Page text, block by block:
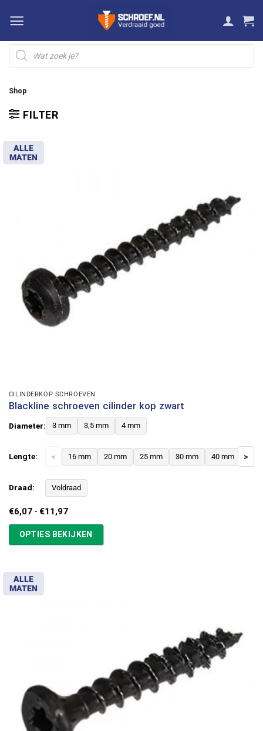
naar
inhoud
Producten
zoeken
Shop
FILTER
ALLE
MATEN
CILINDERKOP SCHROEVEN
Blackline schroeven cilinder kop zwart
Diameter: 3 mm 3,5 mm 4 mm
Lengte: < 16 mm 20 mm 25 mm 30 mm 40 mm >
Draad: Voldraad
€6,07 - €11,97Prijsklasse:
€11,97
OPTIES BEKIJKEN
ALLE
MATEN